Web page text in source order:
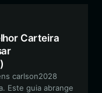
Carteira
carlson2028
Este guia abrange